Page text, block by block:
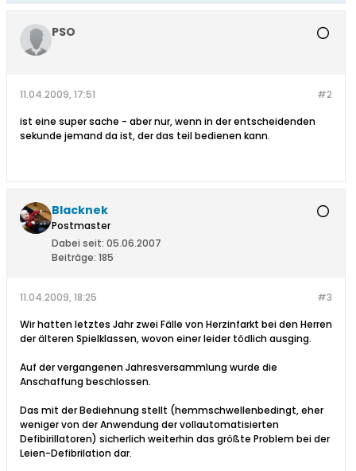
PSO
#2
11.04.2009, 17:51
ist eine super sache - aber nur, wenn in der entscheidenden
sekunde jemand da ist, der das teil bedienen kann.
Blacknek
Postmaster
Dabei seit: 05.06.2007
Beiträge: 185
#3
11.04.2009, 18:25
Wir hatten letztes Jahr zwei Fälle von Herzinfarkt bei den Herren
der älteren Spielklassen, wovon einer leider tödlich ausging.
Auf der vergangenen Jahresversammlung wurde die
Anschaffung beschlossen.
Das mit der Bediehnung stellt (hemmschwellenbedingt, eher
weniger von der Anwendung der vollautomatisierten
Defibirillatoren) sicherlich weiterhin das größte Problem bei der
Leien-Defibrilation dar.